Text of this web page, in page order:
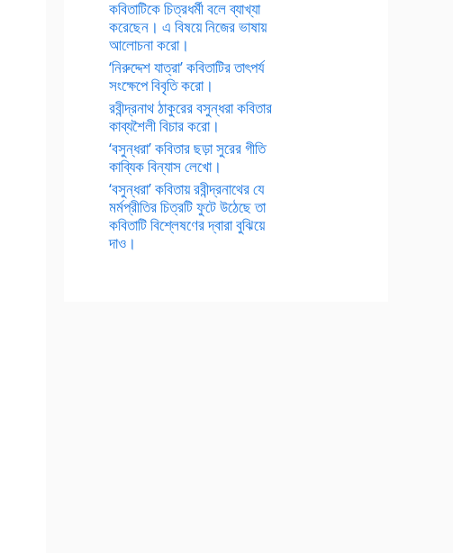
কবিতাটিকে চিত্রধর্মী বলে ব্যাখ্যা
করেছেন। এ বিষয়ে নিজের ভাষায়
আলোচনা করো।
‘নিরুদ্দেশ যাত্রা’ কবিতাটির তাৎপর্য
সংক্ষেপে বিবৃতি করো।
রবীন্দ্রনাথ ঠাকুরের বসুন্ধরা কবিতার
কাব্যশৈলী বিচার করো।
‘বসুন্ধরা’ কবিতার ছড়া সুরের গীতি
কাব্যিক বিন্যাস লেখো।
‘বসুন্ধরা’ কবিতায় রবীন্দ্রনাথের যে
মর্মপ্রীতির চিত্রটি ফুটে উঠেছে তা
কবিতাটি বিশ্লেষণের দ্বারা বুঝিয়ে
দাও।